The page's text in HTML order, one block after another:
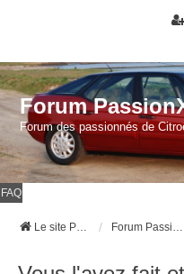
Forum
Forum des passionnés de
FAQ
Le site Passion XM Forum Passion XM